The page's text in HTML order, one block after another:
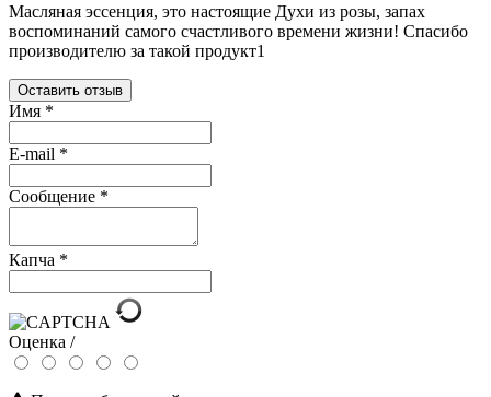
Масляная эссенция, это настоящие Духи из розы, запах
воспоминаний самого счастливого времени жизни! Спасибо
производителю за такой продукт1
Оставить отзыв
Имя *
E-mail *
Сообщение *
Капча *
Оценка /